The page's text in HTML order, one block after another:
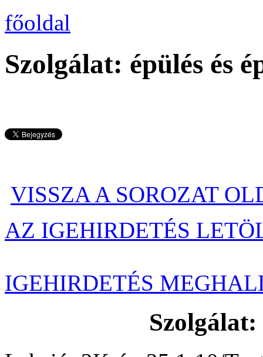
főoldal
Szolgálat: épülés és
VISSZA A SOROZAT
AZ IGEHIRDETÉS
IGEHIRDETÉS
Szolgálat: